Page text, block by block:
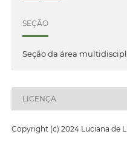
SEÇÃO
Seção da área
LICENÇA
Copyright (c) 2024 Luciana de